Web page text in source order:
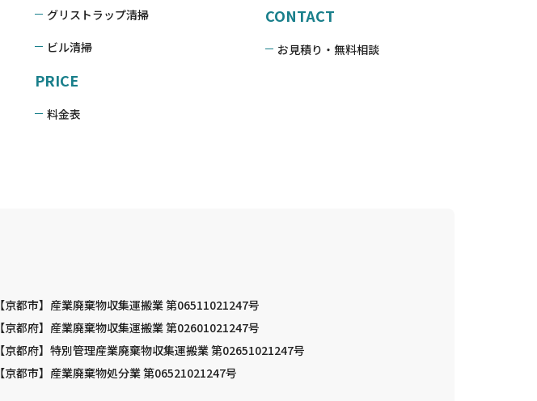
グリストラップ清掃
ビル清掃
PRICE
料金表
CONTACT
お見積り・無料相談
【京都市】産業廃棄物収集運搬業 第06511021247号
【京都府】産業廃棄物収集運搬業 第02601021247号
【京都府】特別管理産業廃棄物収集運搬業 第02651021247号
【京都市】産業廃棄物処分業 第06521021247号